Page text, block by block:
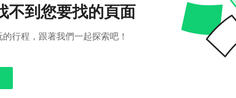
不到您要找的頁面
行程，跟著我們一起探索吧！